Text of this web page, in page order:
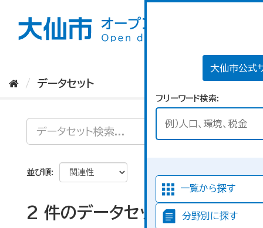
大仙市公式
フリーワード検索
一覧から探す
分野別に探す
データセット
並び順
2 件のデータセットが見つか